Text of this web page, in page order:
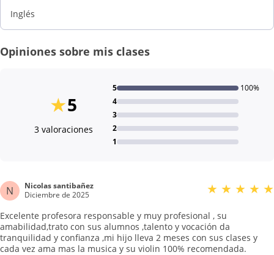
Inglés
Opiniones sobre mis clases
5
★
3 valoraciones
1
2
3
4
5 100%
N
Nicolas santibañez
Diciembre de 2025
★ ★ ★ ★ ★
Excelente profesora responsable y muy profesional , su
amabilidad,trato con sus alumnos ,talento y vocación da
tranquilidad y confianza ,mi hijo lleva 2 meses con sus clases y
cada vez ama mas la musica y su violin 100% recomendada.